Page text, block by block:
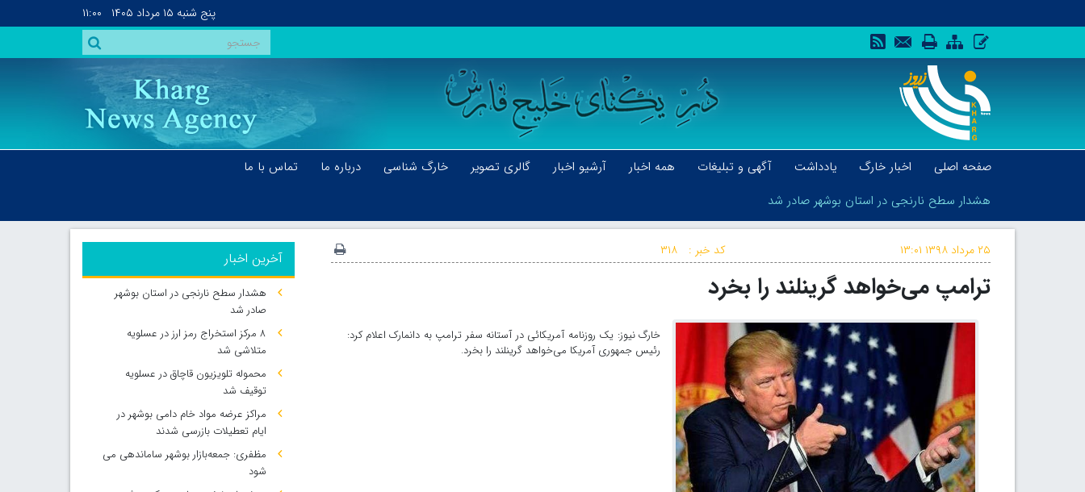
پنج شنبه ۱۵ مرداد ۱۴۰۵ ۱۱:۰۰
صفحه اصلی اخبار خارگ یادداشت آگهی و تبلیغات همه اخبار آرشیو اخبار گالری تصویر خارگ شناسی درباره ما
تماس با ما
هشدار سطح نارنجی در استان بوشهر صادر شد
هشدار سطح نارنجی در استان بوشهر صادر شد
کد خبر : ۳۱۸ ۲۵ مرداد ۱۳۹۸ ۱۳:۰۱
ترامپ می‌خواهد گرینلند را بخرد
خارگ نیوز: یک روزنامه آمریکائی در آستانه سفر ترامپ به دانمارک اعلام کرد:
رئیس جمهوری آمریکا می‌خواهد گرینلند را بخرد.
آخرین اخبار
هشدار سطح نارنجی در استان بوشهر
صادر شد
۸ مرکز استخراج رمز ارز در عسلویه
متلاشی شد
محموله تلویزیون قاچاق در عسلویه
توقیف شد
مراکز عرضه مواد خام دامی بوشهر در
ایام تعطیلات بازرسی شدند
مظفری: جمعه‌بازار بوشهر ساماندهی می‌
شود